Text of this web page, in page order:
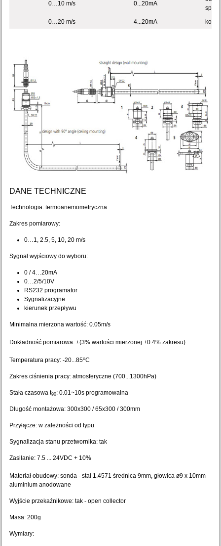
0…10 m/s 0...20mA
0…20 m/s
4...20mA
DANE TECHNICZNE
Technologia: termoanemometryczna
Zakres pomiarowy:
0…1, 2.5, 5, 10, 20 m/s
Sygnał wyjściowy do wyboru:
0 / 4…20mA
0…2/5/10V
RS232 programator
Sygnalizacyjne
kierunek przepływu
Minimalna mierzona wartość: 0.05m/s
Dokładność pomiarowa: ±(3% wartości mierzonej +0.4% zakresu)
Temperatura pracy: -20...85oC
Zakres ciśnienia pracy: atmosferyczne (700...1300hPa)
Stała czasowa t90: 0.01~10s programowalna
Długość montażowa: 300x300 / 65x300 / 300mm
Przyłącze: w zależności od typu
Sygnalizacja stanu przetwornika: tak
Zasilanie: 7.5 ... 24VDC + 10%
Materiał obudowy: sonda - stal 1.4571 średnica 9mm, głowica ø9 x 10mm
aluminium anodowane
Wyjście przekaźnikowe: tak - open collector
Masa: 200g
Wymiary: